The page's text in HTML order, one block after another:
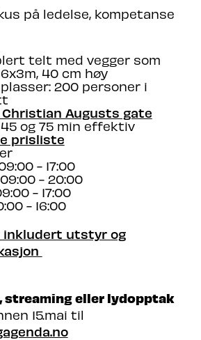
på ledelse, kompetanse
telt med vegger som
40 cm høy
200 personer i
Augusts gate
og 75 min effektiv
prisliste
- 17:00
- 20:00
- 17:00
- 16:00
inkludert utstyr og
streaming eller lydopptak
15.mai til